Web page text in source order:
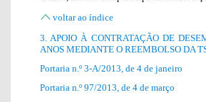
voltar ao índice
3. APOIO À CONTRATAÇÃO DE
ANOS MEDIANTE O REEMBOLSO DA
Portaria n.º 3-A/2013, de 4 de janeiro
Portaria n.º 97/2013, de 4 de março